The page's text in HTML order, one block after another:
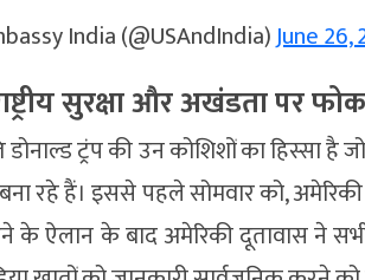
India (@USAndIndia)June 26,
सुरक्षा और अखंडता पर
डोनाल्ड ट्रंप की उन कोशिशों का हिस्सा है
रहे हैं। इससे पहले सोमवार को, अमेरिकी
ऐलान के बाद अमेरिकी दूतावास ने